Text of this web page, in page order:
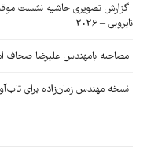
گزارش تصویری حاشیه نشست موقت
نایروبی – 2026
مصاحبه بامهندس علیرضا صحاف
نسخه مهندس زمان‌زاده برای